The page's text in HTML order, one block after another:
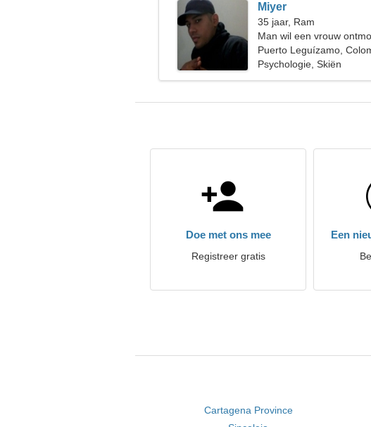
Miyer
35 jaar, Ram
Man wil een vrouw
Puerto Leguízamo,
Psychologie, Skiën
Doe met ons mee
Registreer gratis
Een
Cartagena Province